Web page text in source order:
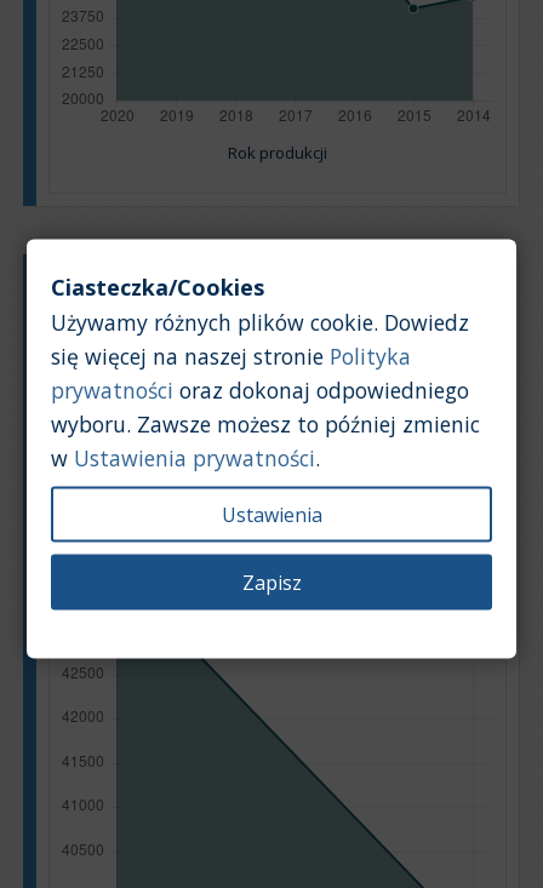
Rok produkcji
Typ silnika:Benzyna + LPG
Pojemność silnika: 1,2
Na podstawie: 13 ogłoszeń
Powrót na górę
Wykres
Średnia wartość rynkowa samochodu [PLN]
Ciasteczka/Cookies
Używamy różnych plików cookie. Dowiedz
się więcej na naszej stronie Polityka
prywatności oraz dokonaj odpowiedniego
wyboru. Zawsze możesz to później zmienic
w Ustawienia prywatności.
Ustawienia
Zapisz